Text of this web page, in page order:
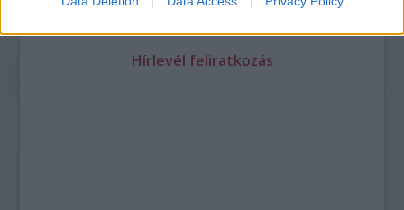
Nézd meg a 48-as szabadságharc hőseiről készült
Hírlevél feliratkozás